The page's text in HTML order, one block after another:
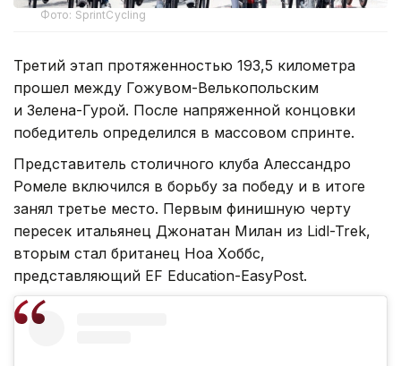
Фото: SprintCycling
Третий этап протяженностью 193,5 километра
прошел между Гожувом-Велькопольским
и Зелена-Гурой. После напряженной концовки
победитель определился в массовом спринте.
Представитель столичного клуба Алессандро
Ромеле включился в борьбу за победу и в итоге
занял третье место. Первым финишную черту
пересек итальянец Джонатан Милан из Lidl-Trek,
вторым стал британец Ноа Хоббс,
представляющий EF Education-EasyPost.